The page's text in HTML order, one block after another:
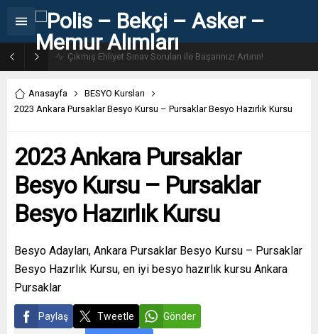
Anasayfa
BESYO Kursları
2023 Ankara Pursaklar Besyo Kursu – Pursaklar Besyo Hazırlık Kursu
2023 Ankara Pursaklar
Besyo Kursu – Pursaklar
Besyo Hazırlık Kursu
Besyo Adayları, Ankara Pursaklar Besyo Kursu – Pursaklar
Besyo Hazırlık Kursu, en iyi besyo hazırlık kursu Ankara
Pursaklar
Paylaş Tweetle Gönder